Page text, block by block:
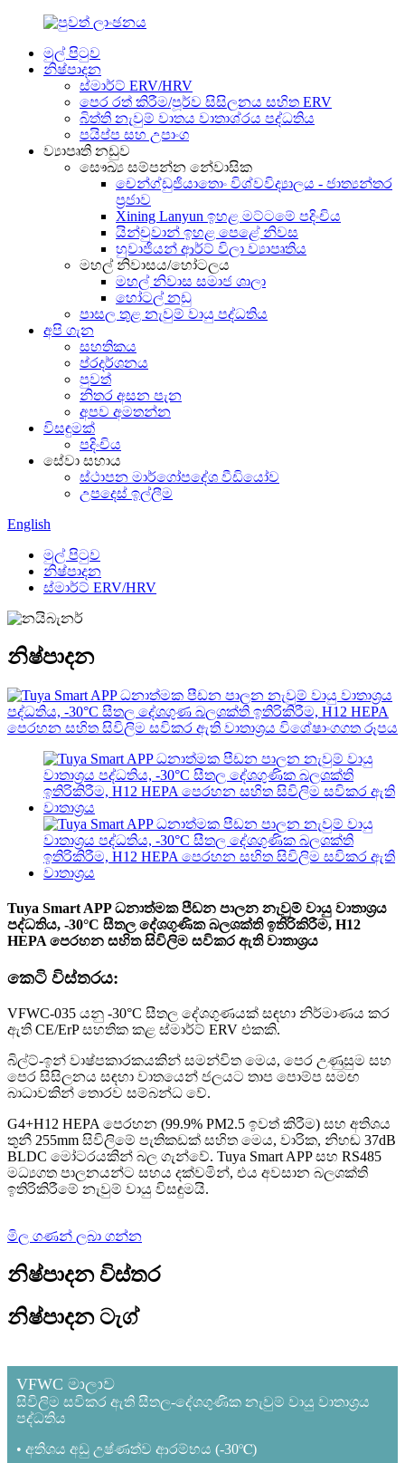
මුල් පිටුව
නිෂ්පාදන
ස්මාර්ට් ERV/HRV
පෙර රත් කිරීම/පූර්ව සිසිලනය සහිත ERV
බිත්ති නැවුම් වාතය වාතාශ්රය පද්ධතිය
පයිප්ප සහ උපාංග
ව්‍යාපෘති නඩුව
සෞඛ්‍ය සම්පන්න නේවාසික
චෙන්ග්ඩුජියාතොං විශ්වවිද්‍යාලය - ජාත්‍යන්තර
ප්‍රජාව
Xining Lanyun ඉහළ මට්ටමේ පදිංචිය
යින්චුවාන් ඉහළ පෙළේ නිවස
හුවාජියන් ආර්ට් විලා ව්‍යාපෘතිය
මහල් නිවාසය/හෝටලය
මහල් නිවාස සමාජ ශාලා
හෝටල් නඩු
පාසල තුළ නැවුම් වායු පද්ධතිය
අපි ගැන
සහතිකය
ප්රදර්ශනය
පුවත්
නිතර අසන පැන
අපව අමතන්න
විසඳුමක්
පදිංචිය
සේවා සහාය
ස්ථාපන මාර්ගෝපදේශ වීඩියෝව
උපදෙස් ඉල්ලීම
English
මුල් පිටුව
නිෂ්පාදන
ස්මාර්ට් ERV/HRV
නිෂ්පාදන
Tuya Smart APP ධනාත්මක පීඩන පාලන නැවුම් වායු වාතාශ්‍රය
පද්ධතිය, -30°C සීතල දේශගුණික බලශක්ති ඉතිරිකිරීම, H12
HEPA පෙරහන සහිත සිවිලිම සවිකර ඇති වාතාශ්‍රය
කෙටි විස්තරය:
VFWC-035 යනු -30°C සීතල දේශගුණයක් සඳහා නිර්මාණය කර
ඇති CE/ErP සහතික කළ ස්මාර්ට් ERV එකකි.
බිල්ට්-ඉන් වාෂ්පකාරකයකින් සමන්විත මෙය, පෙර උණුසුම සහ
පෙර සිසිලනය සඳහා වාතයෙන් ජලයට තාප පොම්ප සමඟ
බාධාවකින් තොරව සම්බන්ධ වේ.
G4+H12 HEPA පෙරහන (99.9% PM2.5 ඉවත් කිරීම) සහ අතිශය
තුනී 255mm සිවිලිමේ පැතිකඩක් සහිත මෙය, වාරික, නිහඬ 37dB
BLDC මෝටරයකින් බල ගැන්වේ. Tuya Smart APP සහ RS485
මධ්‍යගත පාලනයන්ට සහය දක්වමින්, එය අවසාන බලශක්ති
ඉතිරිකිරීමේ නැවුම් වායු විසඳුමයි.
මිල ගණන් ලබා ගන්න
නිෂ්පාදන විස්තර
නිෂ්පාදන ටැග්
VFWC මාලාව
සිවිලිම සවිකර ඇති සීතල-දේශගුණික නැවුම් වායු වාතාශ්‍රය
පද්ධතිය
• අතිශය අඩු උෂ්ණත්ව ආරම්භය (-30℃)